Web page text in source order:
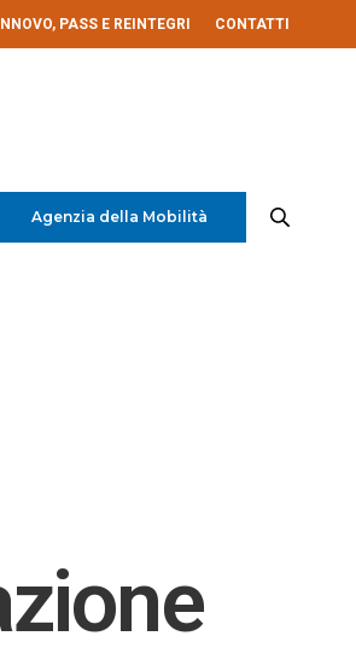
PASS E REINTEGRI CONTATTI
Agenzia della Mobilità